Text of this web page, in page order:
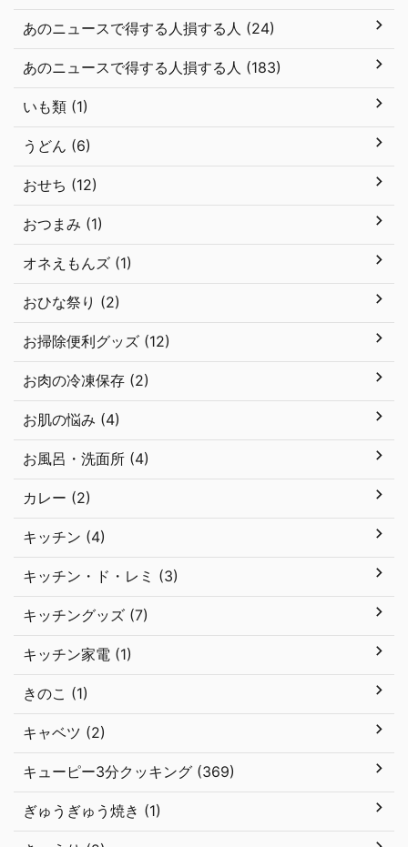
あのニュースで得する人損する人 (24)
あのニュースで得する人損する人 (183)
いも類 (1)
うどん (6)
おせち (12)
おつまみ (1)
オネえもんズ (1)
おひな祭り (2)
お掃除便利グッズ (12)
お肉の冷凍保存 (2)
お肌の悩み (4)
お風呂・洗面所 (4)
カレー (2)
キッチン (4)
キッチン・ド・レミ (3)
キッチングッズ (7)
キッチン家電 (1)
きのこ (1)
キャベツ (2)
キューピー3分クッキング (369)
ぎゅうぎゅう焼き (1)